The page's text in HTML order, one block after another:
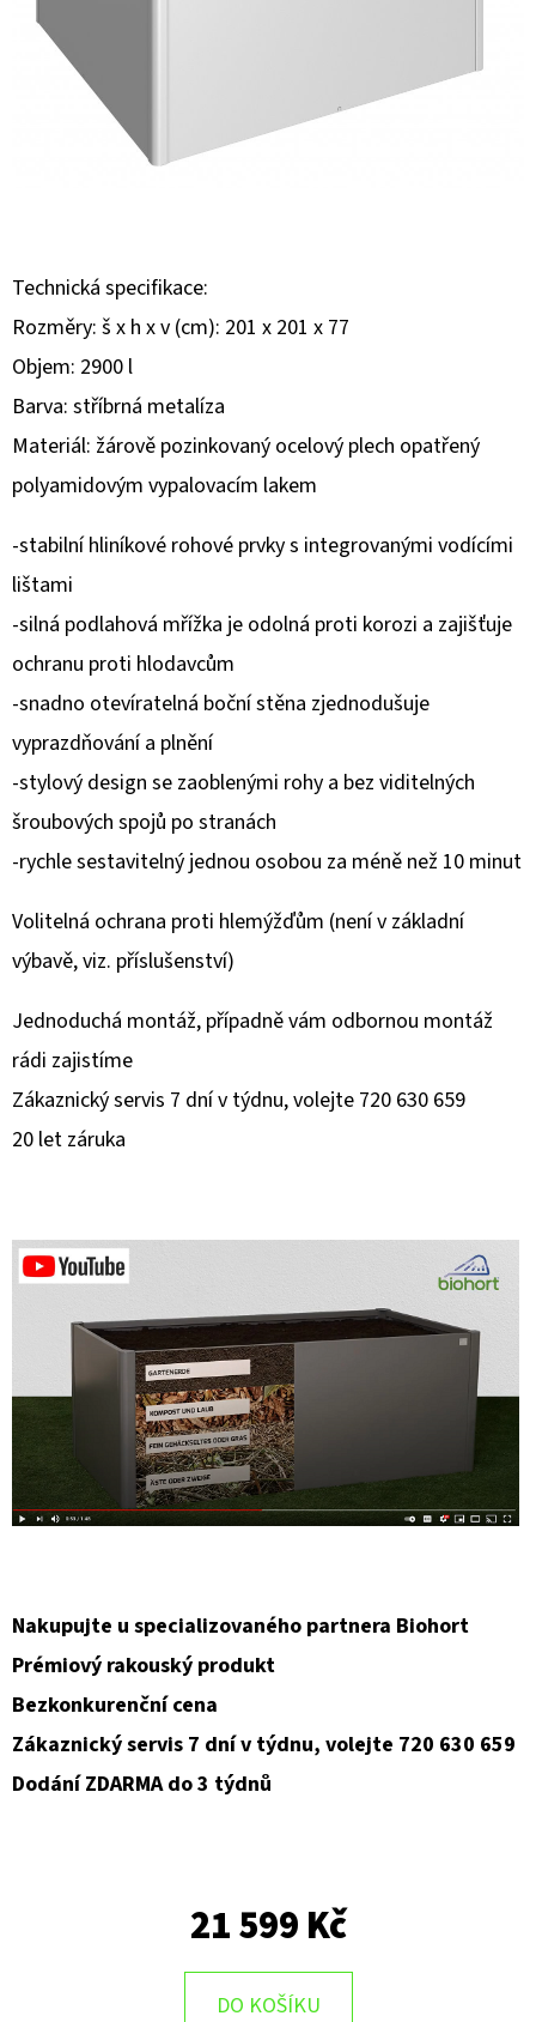
Technická specifikace:
Rozměry: š x h x v (cm): 201 x 201 x 77
Objem: 2900 l
Barva: stříbrná metalíza
Materiál: žárově pozinkovaný ocelový plech opatřený
polyamidovým vypalovacím lakem
-stabilní hliníkové rohové prvky s integrovanými vodícími
lištami
-silná podlahová mřížka je odolná proti korozi a zajišťuje
ochranu proti hlodavcům
-snadno otevíratelná boční stěna zjednodušuje
vyprazdňování a plnění
-stylový design se zaoblenými rohy a bez viditelných
šroubových spojů po stranách
-rychle sestavitelný jednou osobou za méně než 10 minut
Volitelná ochrana proti hlemýžďům (není v základní
výbavě, viz. příslušenství)
Jednoduchá montáž, případně vám odbornou montáž
rádi zajistíme
Zákaznický servis 7 dní v týdnu, volejte 720 630 659
20 let záruka
Nakupujte u specializovaného partnera Biohort
Prémiový rakouský produkt
Bezkonkurenční cena
Zákaznický servis 7 dní v týdnu, volejte 720 630 659
Dodání ZDARMA do 3 týdnů
21 599 Kč
DO KOŠÍKU
T
?
D
O
P
R
U
Č
U
J
E
M
E